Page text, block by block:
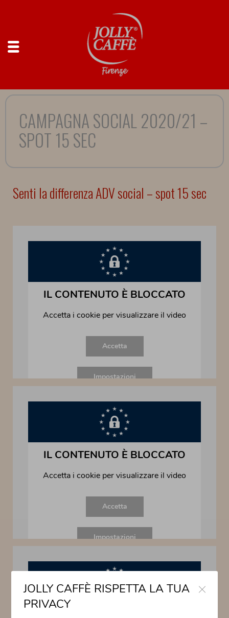
CAMPAGNA SOCIAL 2020/21 –
SPOT 15 SEC
Senti la differenza ADV social – spot 15 sec
JOLLY CAFFÈ RISPETTA LA TUA
PRIVACY